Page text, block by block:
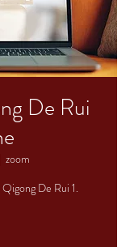
De Rui
zoom
Qigong De Rui 1.